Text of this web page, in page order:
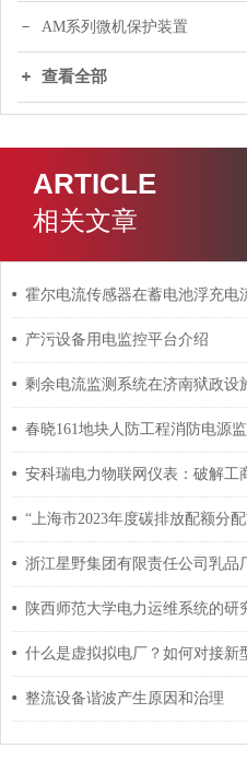
AM系列微机保护装置
查看全部
ARTICLE
相关文章
产污设备用电监控平台介绍
整流设备谐波产生原因和治理